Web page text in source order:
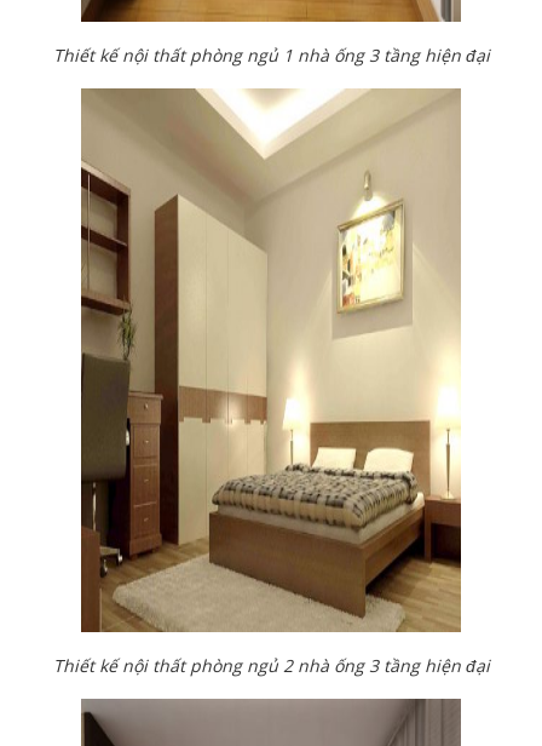
Thiết kế nội thất phòng ngủ 1 nhà ống 3 tầng hiện đại
Thiết kế nội thất phòng ngủ 2 nhà ống 3 tầng hiện đại